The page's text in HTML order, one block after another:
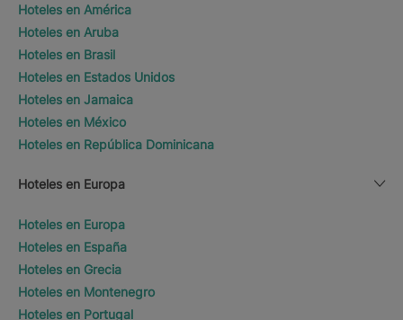
Hoteles en América
Hoteles en Aruba
Hoteles en Brasil
Hoteles en Estados Unidos
Hoteles en Jamaica
Hoteles en México
Hoteles en República Dominicana
Hoteles en Europa
Hoteles en Europa
Hoteles en España
Hoteles en Grecia
Hoteles en Montenegro
Hoteles en Portugal